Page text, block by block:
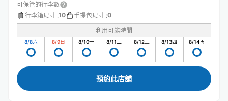
可保管的行李數
行李箱尺寸 :10 手提包尺寸 :0
利用可能時間
8/8六 8/9日 8/10一 8/11二 8/12三 8/13四 8/14五
預約此店舖